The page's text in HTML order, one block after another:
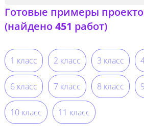
Готовые примеры
(найдено451 работ)
1 класс 2 класс 3 класс
6 класс 7 класс 8 класс
10 класс 11 класс